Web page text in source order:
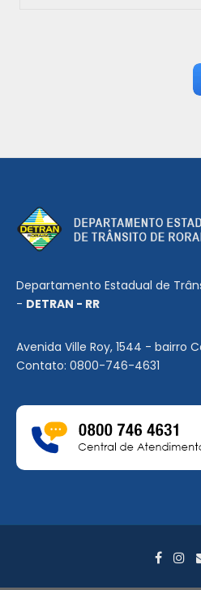
Departamento Estadual de
- DETRAN - RR
Avenida Ville Roy, 1544 - bairro
Contato: 0800-746-4631